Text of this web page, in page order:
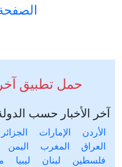
حمل تطبيق
آخر الأخبار حسب
الأردن الإمارات الجزائر
العراق
المغرب اليمن
فلسطين
لبنان ليبيا